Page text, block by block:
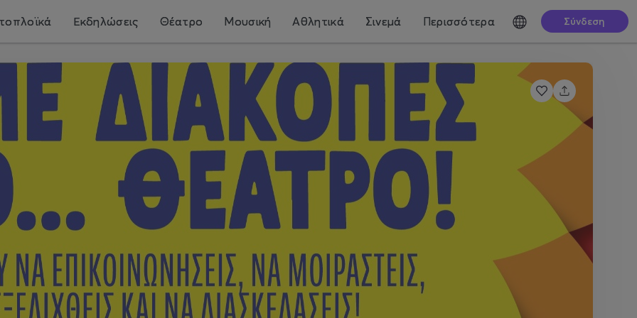
Εκδηλώσεις Θέατρο Μουσική Αθλητικά Σινεμά Περισσότερα Σύνδεση